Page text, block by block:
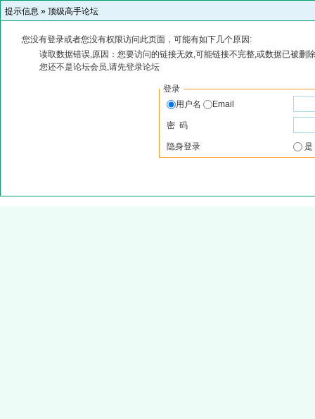
提示信息 » 顶级高手论坛
您没有登录或者您没有权限访问此页面，可能有如下几个原因:
读取数据错误,原因：您要访问的链接无效,可能链接不完整,或数据已被删
您还不是论坛会员,请先登录论坛
登录
用户名
Email
密 码
隐身登录